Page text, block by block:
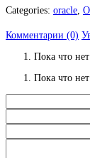
Categories: oracle
Комментарии (0)
Пока что
Пока что